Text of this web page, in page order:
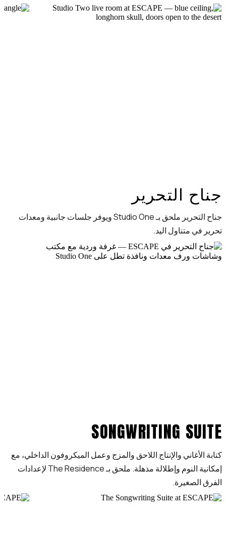
جناح التحرير
جناح التحرير ملحق بـ Studio One ويوفر جلسات جانبية ومعدات
تحرير في متناول اليد.
SONGWRITING SUITE
كتابة الأغاني والإنتاج اللاحق والمزج وعمل الميكروفون الداخلي، مع
إمكانية النوم وإطلالة مذهلة. ملحق بـ The Residence لإعدادات
الفرق الصغيرة.